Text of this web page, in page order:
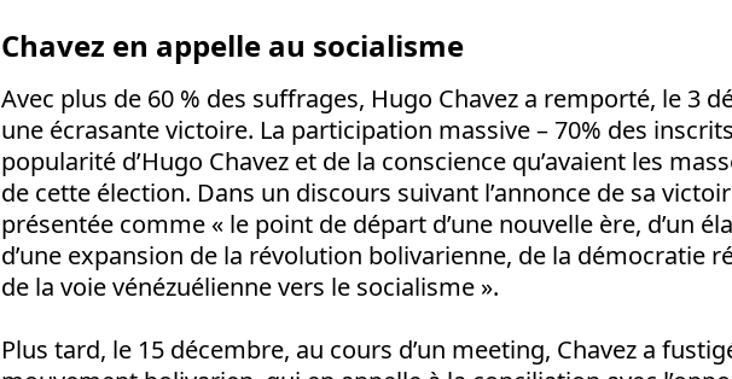
Chavez en appelle au socialisme
Avec plus de 60 % des suffrages, Hugo Chavez a remporté, le 3
une écrasante victoire. La participation massive – 70% des
popularité d’Hugo Chavez et de la conscience qu’avaient les
de cette élection. Dans un discours suivant l’annonce de sa
présentée comme « le point de départ d’une nouvelle ère, d’un
d’une expansion de la révolution bolivarienne, de la démocratie
de la voie vénézuélienne vers le socialisme ».
Plus tard, le 15 décembre, au cours d’un meeting, Chavez a